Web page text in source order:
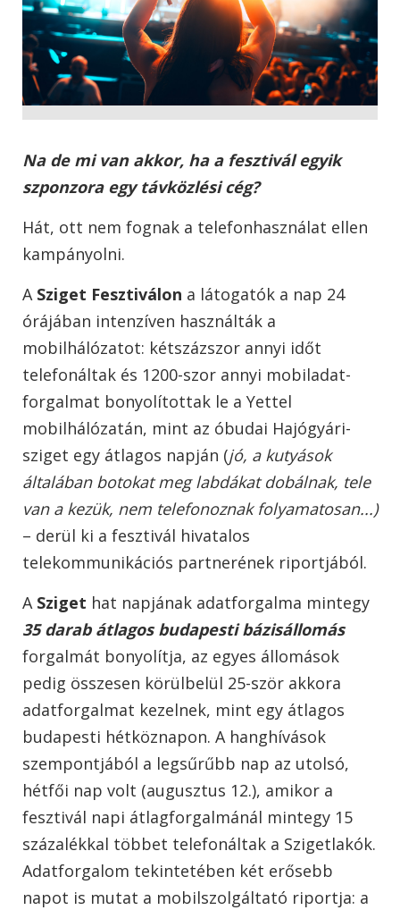
Na de mi van akkor, ha a fesztivál egyik
szponzora egy távközlési cég?
Hát, ott nem fognak a telefonhasználat ellen
kampányolni.
A Sziget Fesztiválon a látogatók a nap 24
órájában intenzíven használták a
mobilhálózatot: kétszázszor annyi időt
telefonáltak és 1200-szor annyi mobiladat-
forgalmat bonyolítottak le a Yettel
mobilhálózatán, mint az óbudai Hajógyári-
sziget egy átlagos napján (jó, a kutyások
általában botokat meg labdákat dobálnak, tele
van a kezük, nem telefonoznak folyamatosan...)
– derül ki a fesztivál hivatalos
telekommunikációs partnerének riportjából.
A Sziget hat napjának adatforgalma mintegy
35 darab átlagos budapesti bázisállomás
forgalmát bonyolítja, az egyes állomások
pedig összesen körülbelül 25-ször akkora
adatforgalmat kezelnek, mint egy átlagos
budapesti hétköznapon. A hanghívások
szempontjából a legsűrűbb nap az utolsó,
hétfői nap volt (augusztus 12.), amikor a
fesztivál napi átlagforgalmánál mintegy 15
százalékkal többet telefonáltak a Szigetlakók.
Adatforgalom tekintetében két erősebb
napot is mutat a mobilszolgáltató riportja: a